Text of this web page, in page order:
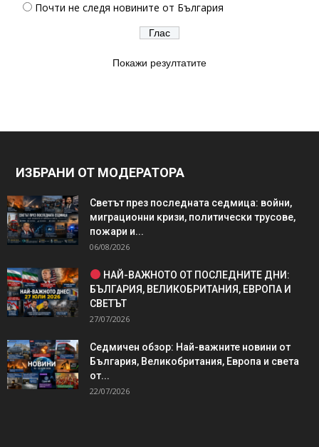
Почти не следя новините от България
Покажи резултатите
ИЗБРАНИ ОТ МОДЕРАТОРА
Светът през последната седмица: войни,
миграционни кризи, политически трусове,
пожари и...
06/08/2026
НАЙ-ВАЖНОТО ОТ ПОСЛЕДНИТЕ ДНИ:
БЪЛГАРИЯ, ВЕЛИКОБРИТАНИЯ, ЕВРОПА И
СВЕТЪТ
27/07/2026
Седмичен обзор: Най-важните новини от
България, Великобритания, Европа и света
от...
22/07/2026